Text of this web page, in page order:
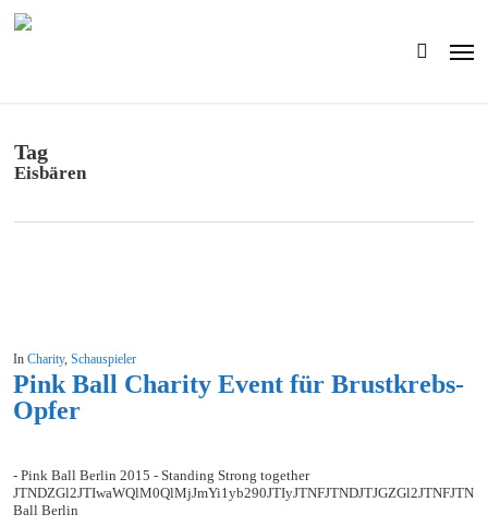
search
Tag
Eisbären
InCharity,Schauspieler
Pink Ball Charity Event für Brustkrebs-
Opfer
- Pink Ball Berlin 2015 - Standing Strong together
Ball Berlin